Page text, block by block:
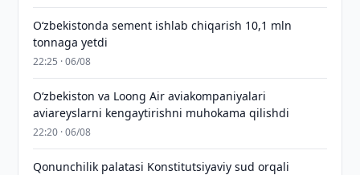
O‘zbekistonda sement ishlab chiqarish 10,1 mln
tonnaga yetdi
22:25 · 06/08
Oʻzbekiston va Loong Air aviakompaniyalari
aviareyslarni kengaytirishni muhokama qilishdi
22:20 · 06/08
Qonunchilik palatasi Konstitutsiyaviy sud orqali